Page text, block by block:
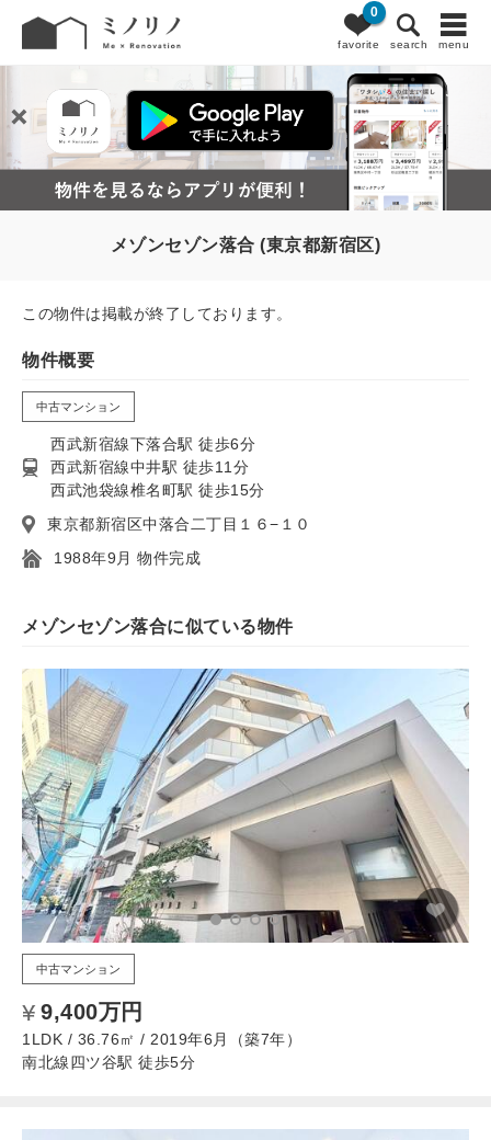
favorite
0
search menu
メゾンセゾン落合 (東京都新宿区)
この物件は掲載が終了しております。
物件概要
中古マンション
西武新宿線下落合駅 徒歩6分
西武新宿線中井駅 徒歩11分
西武池袋線椎名町駅 徒歩15分
東京都新宿区中落合二丁目１６−１０
1988年9月 物件完成
メゾンセゾン落合に似ている物件
中古マンション
9,400万円
1LDK / 36.76㎡ / 2019年6月（築7年）
南北線四ツ谷駅 徒歩5分